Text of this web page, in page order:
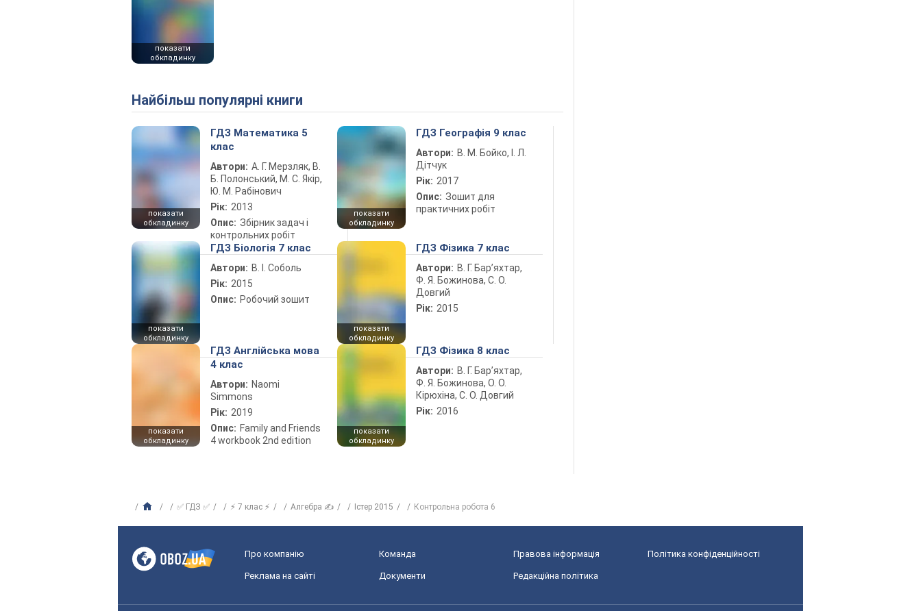
показати
обкладинку
Найбільш популярні книги
показати
обкладинку
ГДЗ Математика 5
клас
Автори: А. Г. Мерзляк, В.
Б. Полонський, М. С. Якір,
Ю. М. Рабінович
Рік: 2013
Опис: Збірник задач і
контрольних робіт
показати
обкладинку
ГДЗ Географія 9 клас
Автори: В. М. Бойко, І. Л.
Дітчук
Рік: 2017
Опис: Зошит для
практичних робіт
показати
обкладинку
ГДЗ Біологія 7 клас
Автори: В. І. Соболь
Рік: 2015
Опис: Робочий зошит
показати
обкладинку
ГДЗ Фізика 7 клас
Автори: В. Г. Бар’яхтар,
Ф. Я. Божинова, С. О.
Довгий
Рік: 2015
показати
обкладинку
ГДЗ Англійська мова
4 клас
Автори: Naomi
Simmons
Рік: 2019
Опис: Family and Friends
4 workbook 2nd edition
показати
обкладинку
ГДЗ Фізика 8 клас
Автори: В. Г. Бар’яхтар,
Ф. Я. Божинова, О. О.
Кірюхіна, С. О. Довгий
Рік: 2016
✅ ГДЗ ✅ ⚡ 7 клас ⚡ Алгебра ✍ Істер 2015 Контрольна робота 6
Про компанію Команда Правова інформація Політика конфіденційності
Реклама на сайті Документи Редакційна політика